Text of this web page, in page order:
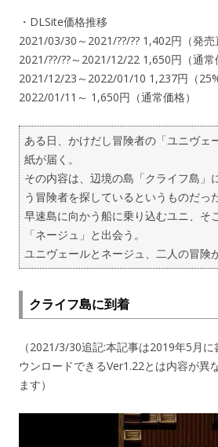
・DLSite価格推移
2021/03/30～2021/??/?? 1,402円（発売
2021/??/??～2021/12/22 1,650円（通常
2021/12/23～2022/01/10 1,237円（
2022/01/11～ 1,650円（通常価格）
ある日、かけだし冒険者の「ユニヴェ
紙が届く。
その内容は、辺境の島「クライフ島」
う冒険者を探しているというものだった
早速島に向かう船に乗り込むユニ、そ
「ネージュ」と出会う。
ユニヴェールとネージュ、二人の冒険
クライフ島に到着
（2021/3/30追記:本記事は2019年5月
ウンロードできるVer1.22とは内容が異
ます）